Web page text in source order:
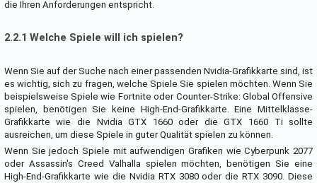
die Ihren Anforderungen entspricht.
2.2.1 Welche Spiele will ich spielen?
Wenn Sie auf der Suche nach einer passenden Nvidia-Grafikkarte sind, ist
es wichtig, sich zu fragen, welche Spiele Sie spielen möchten. Wenn Sie
beispielsweise Spiele wie Fortnite oder Counter-Strike: Global Offensive
spielen, benötigen Sie keine High-End-Grafikkarte. Eine Mittelklasse-
Grafikkarte wie die Nvidia GTX 1660 oder die GTX 1660 Ti sollte
ausreichen, um diese Spiele in guter Qualität spielen zu können.
Wenn Sie jedoch Spiele mit aufwendigen Grafiken wie Cyberpunk 2077
oder Assassin's Creed Valhalla spielen möchten, benötigen Sie eine
High-End-Grafikkarte wie die Nvidia RTX 3080 oder die RTX 3090. Diese